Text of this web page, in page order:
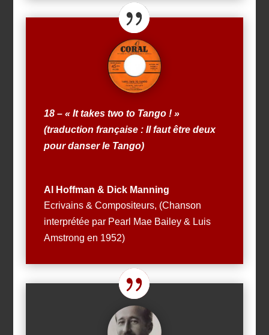
18 – « It takes two to Tango ! »
(traduction française : Il faut être deux
pour danser le Tango)
Al Hoffman & Dick Manning
Ecrivains & Compositeurs, (Chanson
interprétée par Pearl Mae Bailey & Luis
Amstrong en 1952)